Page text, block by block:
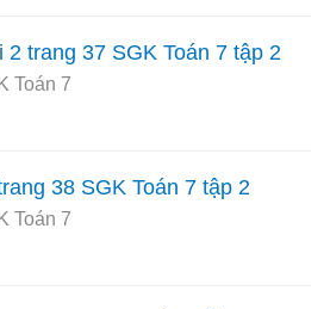
2 trang 37 SGK Toán 7 tập 2
Toán 7
38 SGK Toán 7 tập 2
Toán 7